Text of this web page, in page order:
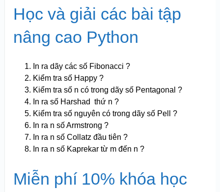
Học và giải các bài tập
nâng cao Python
In ra dãy các số Fibonacci ?
Kiểm tra số Happy ?
Kiểm tra số n có trong dãy số Pentagonal ?
In ra số Harshad thứ n ?
Kiểm tra số nguyên có trong dãy số Pell ?
In ra n số Armstrong ?
In ra n số Collatz đầu tiên ?
In ra n số Kaprekar từ m đến n ?
Miễn phí 10% khóa học